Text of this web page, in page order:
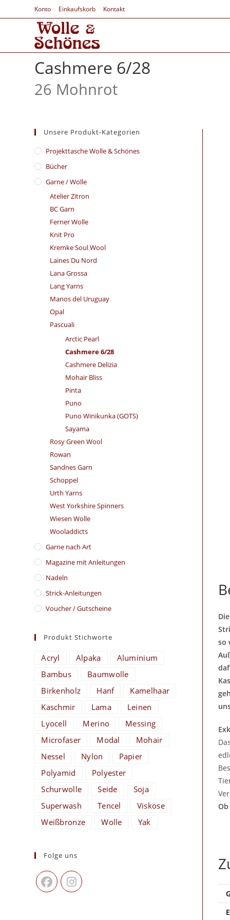
Konto Einkaufskorb Kontakt
Cashmere 6/28
26 Mohnrot
so
Unsere Produkt-Kategorien
​Projekttasche Wolle & Schönes
Bücher
Garne / Wolle
Atelier Zitron
BC Garn
Ferner Wolle
Knit Pro
Kremke Soul Wool
Laines Du Nord
Lana Grossa
Lang Yarns
Manos del Uruguay
Opal
Pascuali
Arctic Pearl
Cashmere 6/28
Cashmere Delizia
Mohair Bliss
Pinta
Puno
Puno Winikunka (GOTS)
Sayama
Rosy Green Wool
Rowan
Sandnes Garn
Schoppel
Urth Yarns
West Yorkshire Spinners
Wiesen Wolle
Wooladdicts
Garne nach Art
Magazine mit Anleitungen
Nadeln
Strick-Anleitungen
Voucher / Gutscheine
Produkt Stichworte
Acryl Alpaka
Aluminium
Bambus
Baumwolle
Birkenholz
Hanf
Kamelhaar
Kaschmir
Lama
Leinen
Lyocell
Merino
Messing
Microfaser
Modal
Mohair
Nessel
Nylon
Papier
Polyamid
Polyester
Schurwolle
Seide
Soja
Superwash
Tencel
Viskose
Weißbronze
Wolle Yak
Folge uns